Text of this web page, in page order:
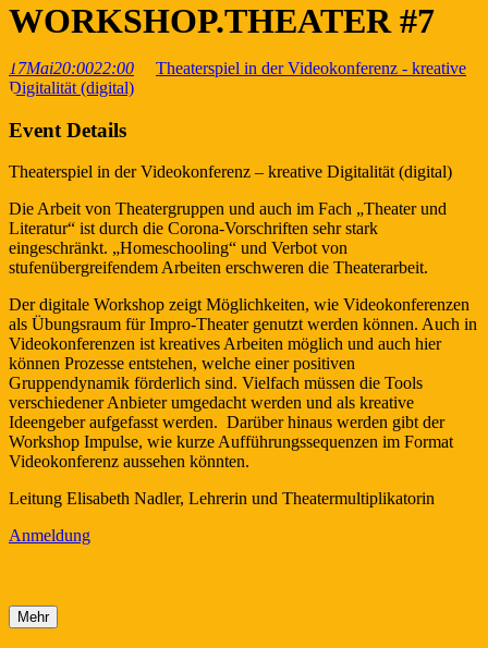
WORKSHOP.THEATER #7
17Mai20:0022:00
Theaterspiel in der Videokonferenz - kreative
Digitalität (digital)
Event Details
Theaterspiel in der Videokonferenz – kreative Digitalität (digital)
Die Arbeit von Theatergruppen und auch im Fach „Theater und
Literatur“ ist durch die Corona-Vorschriften sehr stark
eingeschränkt. „Homeschooling“ und Verbot von
stufenübergreifendem Arbeiten erschweren die Theaterarbeit.
Der digitale Workshop zeigt Möglichkeiten, wie Videokonferenzen
als Übungsraum für Impro-Theater genutzt werden können. Auch in
Videokonferenzen ist kreatives Arbeiten möglich und auch hier
können Prozesse entstehen, welche einer positiven
Gruppendynamik förderlich sind. Vielfach müssen die Tools
verschiedener Anbieter umgedacht werden und als kreative
Ideengeber aufgefasst werden. Darüber hinaus werden gibt der
Workshop Impulse, wie kurze Aufführungssequenzen im Format
Videokonferenz aussehen könnten.
Leitung Elisabeth Nadler, Lehrerin und Theatermultiplikatorin
Anmeldung
Mehr